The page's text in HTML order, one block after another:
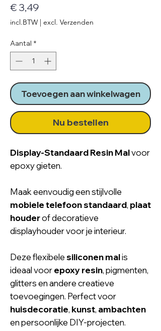
€ 3,49
incl.BTW | excl. Verzenden
Aantal *
Toevoegen aan winkelwagen
Nu bestellen
Display-Standaard Resin Malvoor
epoxy gieten.
Maak eenvoudig een stijlvolle
mobiele telefoon standaard, plaat
houderof decoratieve
displayhouder voor je interieur.
Deze flexibelesiliconen malis
ideaal voorepoxy resin, pigmenten,
glitters en andere creatieve
toevoegingen. Perfect voor
huisdecoratie, kunst, ambachten
en persoonlijke DIY-projecten.